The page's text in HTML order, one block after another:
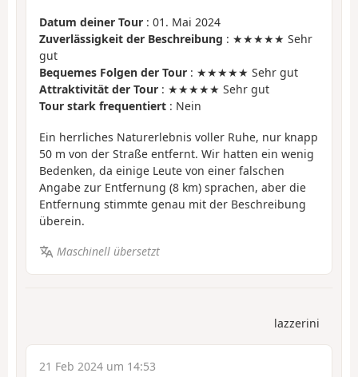
Datum deiner Tour : 01. Mai 2024
Zuverlässigkeit der Beschreibung : ★★★★★ Sehr
gut
Bequemes Folgen der Tour : ★★★★★ Sehr gut
Attraktivität der Tour : ★★★★★ Sehr gut
Tour stark frequentiert : Nein
Ein herrliches Naturerlebnis voller Ruhe, nur knapp
50 m von der Straße entfernt. Wir hatten ein wenig
Bedenken, da einige Leute von einer falschen
Angabe zur Entfernung (8 km) sprachen, aber die
Entfernung stimmte genau mit der Beschreibung
überein.
Maschinell übersetzt
lazzerini
21 Feb 2024 um 14:53